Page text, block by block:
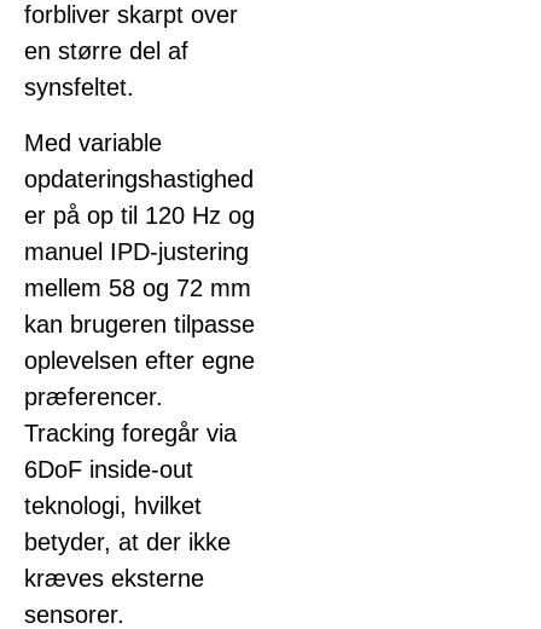
forbliver skarpt over
en større del af
synsfeltet.
Med variable
opdateringshastighed
er på op til 120 Hz og
manuel IPD-justering
mellem 58 og 72 mm
kan brugeren tilpasse
oplevelsen efter egne
præferencer.
Tracking foregår via
6DoF inside-out
teknologi, hvilket
betyder, at der ikke
kræves eksterne
sensorer.